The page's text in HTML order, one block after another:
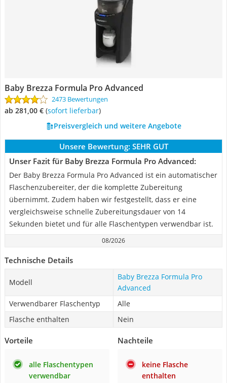
Baby Brezza Formula Pro Advanced
2473 Bewertungen
ab 281,00 € ( Sofort lieferbar)
Preisvergleich und weitere Angebote
Unsere Bewertung: SEHR GUT
Unser Fazit für Baby Brezza Formula Pro Advanced:
Der Baby Brezza Formula Pro Advanced ist ein automatischer
Flaschenzubereiter, der die komplette Zubereitung
übernimmt. Zudem haben wir festgestellt, dass er eine
vergleichsweise schnelle Zubereitungsdauer von 14
Sekunden bietet und für alle Flaschentypen verwendbar ist.
08/2026
Technische Details
Modell
Baby Brezza Formula Pro
Advanced
Verwendbarer Flaschentyp
Alle
Flasche enthalten
Nein
Vorteile
alle Flaschentypen
verwendbar
Nachteile
keine Flasche
enthalten